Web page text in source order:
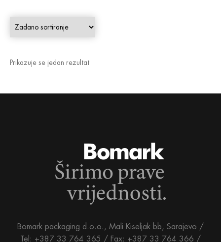
Prikazuje se jedan rezultat
Bomark packaging d.o.o., Mali Kiseljak bb, Sarajevo /
Tel: +387 33 764 365 / Fax: +387 33 764 366 /